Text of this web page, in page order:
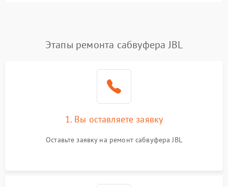
Этапы ремонта сабвуфера JBL
1. Вы оставляете заявку
Оставьте заявку на ремонт сабвуфера JBL